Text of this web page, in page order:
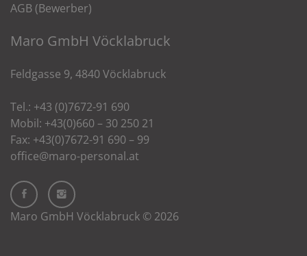
AGB (Bewerber)
Maro GmbH Vöcklabruck
Feldgasse 9, 4840 Vöcklabruck
Tel.: +43 (0)7672-91 690
Mobil: +43(0)660 – 30 250 21
Fax: +43(0)7672-91 690 – 99
office@maro-personal.at
Maro GmbH Vöcklabruck © 2026